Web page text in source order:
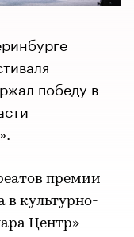
победу в
премии
в культурно-
Центр»